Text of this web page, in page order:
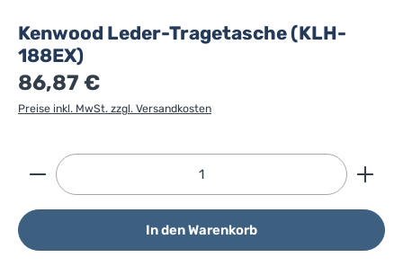
Kenwood Leder-Tragetasche (KLH-
188EX)
86,87 €
Preise inkl. MwSt. zzgl. Versandkosten
Produkt Anzahl: Gib den gewünschten Wert ein
In den Warenkorb